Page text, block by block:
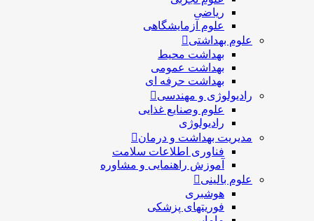
علوم آزمایشگاهی
علوم بهداشتی
بهداشت محیط
بهداشت عمومی
بهداشت حرفه ای
رادیولوژی و مهندسی
علوم وصنایع غذایی
رادیولوژی
مدیریت بهداشت و درمان
فناوری اطلاعات سلامت
آموزش راهنمایی و مشاوره
علوم بالینی
هوشبری
فوریتهای پزشکی